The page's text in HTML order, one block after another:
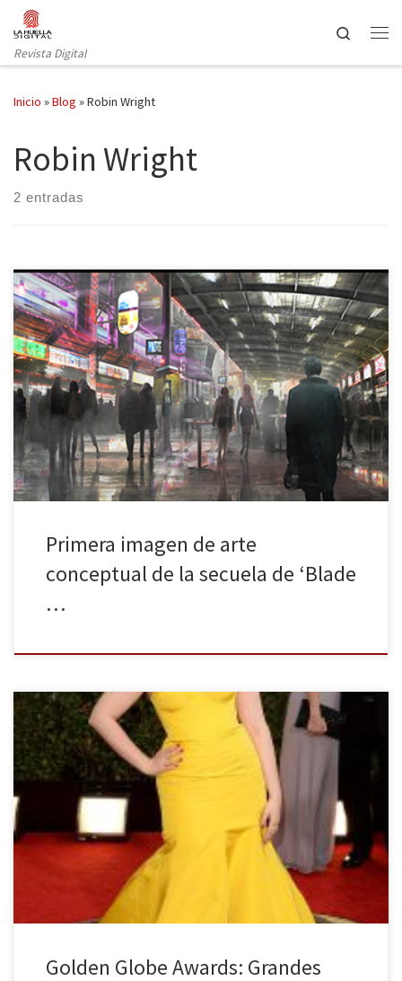
Saltar al contenido
Revista Digital
Search
Inicio »Blog »Robin Wright
Robin Wright
2 entradas
Tenemos el placer de poner a vuestra disposición la primera
imagen del arte conceptual de la nueva película del director Denis
Villeneuve (Sicario, Prisoners) que aún sin título conocemos como
”UNTITLED ‘BLADE RUNNER’ SEQUEL”, cuyo rodaje comenzará este
mismo mes. Ryan Gosling encabeza el reparto junto a Harrison
Ford – quien […]
Primera imagen de arte
conceptual de la secuela de ‘Blade
…
La antesala de los Oscar, y sobre todo, una excusa para ver
reunido a todo el sarao del cine y la televisión. Grandes ausencias
y muchas sorpresas. Mi quiniela ha fallado, pero aún hay tiempo
para los Emmy. Televisivos, podemos seguir soñando. Lo bueno
de los Globos de Oro (Golden […]
Golden Globe Awards: Grandes